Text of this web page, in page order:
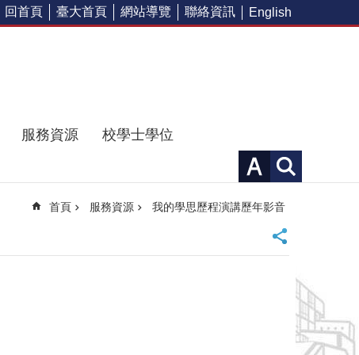
回首頁 臺大首頁 網站導覽 聯絡資訊 English
服務資源
校學士學位
首頁 服務資源 我的學思歷程演講歷年影音